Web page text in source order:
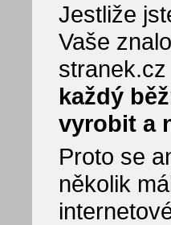
Jestliže
Vaše
každý
vyrobit a
Proto se
několik